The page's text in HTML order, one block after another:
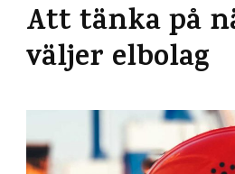
Att tänka på
väljer elbolag